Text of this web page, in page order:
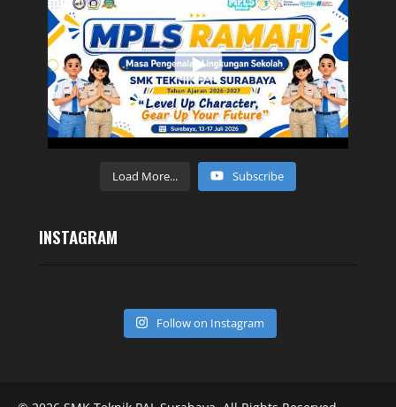
Load More... Subscribe
INSTAGRAM
Follow on Instagram